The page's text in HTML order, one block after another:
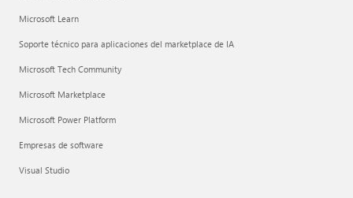
Microsoft Learn
Soporte técnico para aplicaciones del marketplace de IA
Microsoft Tech Community
Microsoft Marketplace
Microsoft Power Platform
Empresas de software
Visual Studio